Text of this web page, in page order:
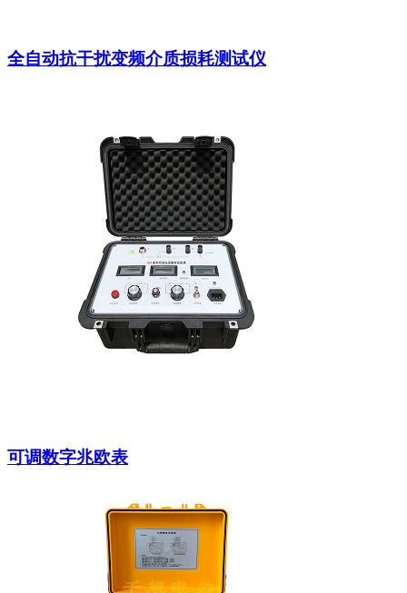
全自动抗干扰变频介质损耗测试仪
可调数字兆欧表